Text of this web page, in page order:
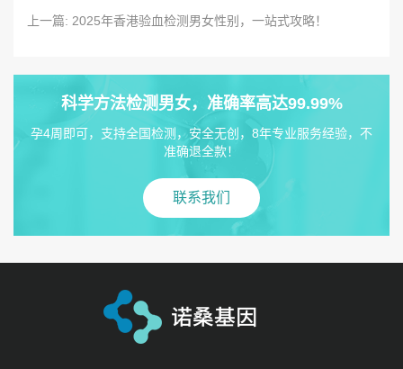
上一篇: 2025年香港验血检测男女性别，一站式攻略！
科学方法检测男女，准确率高达99.99%
孕4周即可，支持全国检测，安全无创，8年专业服务经验，不
准确退全款！
联系我们